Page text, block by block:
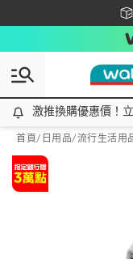
激推換購優惠價！立即
激推換購優惠價！
首頁/ 日用品/流行生活用